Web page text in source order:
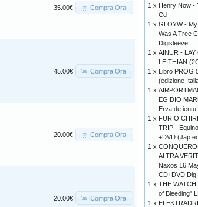
35.00€ Compra Ora
45.00€ Compra Ora
20.00€ Compra Ora
20.00€ Compra Ora
1 x Henry Now -
Cd
1 x GLOYW -
Was A Tree
Digisleeve
1 x AINUR - LAY
LEITHIAN
1 x Libro PROG
(edizione
1 x
EGIDIO
Erva de ientu
1 x FURIO
TRIP -
+DVD (Jap
1 x
ALTRA
Naxos 16
CD+DVD Dig
1 x THE WATCH
of Bleeding"
1 x